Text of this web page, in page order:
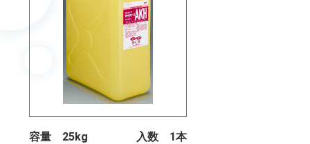
容量 25kg 入数 1本